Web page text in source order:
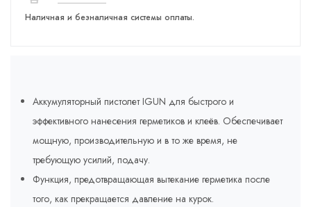
Наличная и безналичная системы оплаты.
Аккумуляторный пистолет IGUN для быстрого и
эффективного нанесения герметиков и клеёв. Обеспечивает
мощную, производительную и в то же время, не
требующую усилий, подачу.
Функция, предотвращающая вытекание герметика после
того, как прекращается давление на курок.